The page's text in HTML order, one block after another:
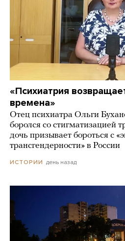
«Психиатрия
времена»
Отец психиатра Ольги
боролся со стигматизацией
дочь призывает бороться с
трансгендерности» в России
ИСТОРИИ день назад